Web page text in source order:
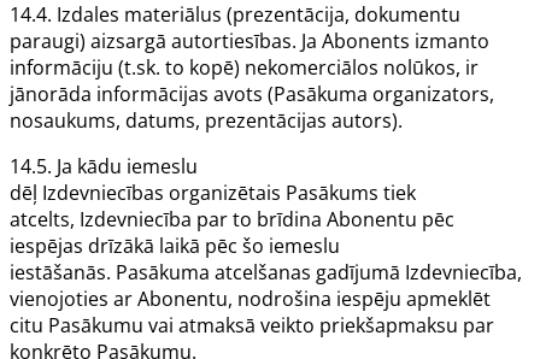
14.4. Izdales materiālus (prezentācija, dokumentu
paraugi) aizsargā autortiesības. Ja Abonents izmanto
informāciju (t.sk. to kopē) nekomerciālos nolūkos, ir
jānorāda informācijas avots (Pasākuma organizators,
nosaukums, datums, prezentācijas autors).
14.5. Ja kādu iemeslu
dēļ Izdevniecības organizētais Pasākums tiek
atcelts, Izdevniecība par to brīdina Abonentu pēc
iespējas drīzākā laikā pēc šo iemeslu
iestāšanās. Pasākuma atcelšanas gadījumā Izdevniecība,
vienojoties arAbonentu, nodrošina iespēju apmeklēt
citu Pasākumu vai atmaksā veikto priekšapmaksu par
konkrēto Pasākumu.